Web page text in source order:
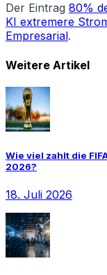
Der Eintrag 80%
KI extremere
Empresarial.
Weitere Artikel
Wie viel zahlt die
2026?
18. Juli 2026